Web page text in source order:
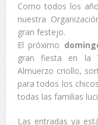
Como todos los
nuestra
gran festejo.
El próximo
gran fiesta en la
Almuerzo criollo,
para todos los
todas las familias
Las entradas ya